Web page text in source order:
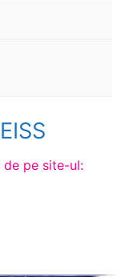
de pe site-ul: